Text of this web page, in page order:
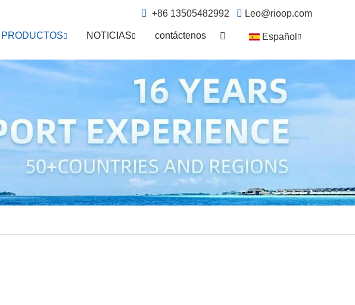
+86 13505482992 Leo@rioop.com
PRODUCTOS NOTICIAS contáctenos Español